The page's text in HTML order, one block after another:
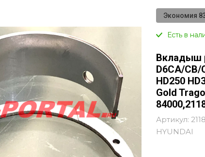
Экономия
Есть в
Вкладыш
D6CA/CB/
HD250
Gold
Артикул:
HYUNDAI